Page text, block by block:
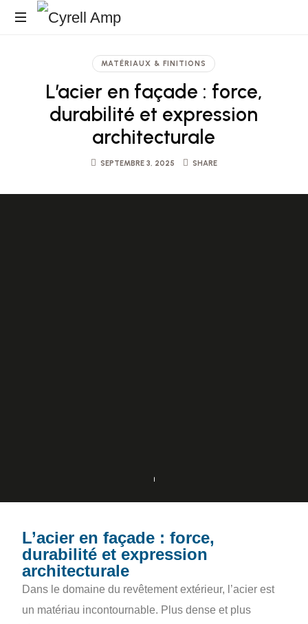
Architecturales
MATÉRIAUX & FINITIONS
L’acier en façade : force,
durabilité et expression
architecturale
SEPTEMBRE 3, 2025 SHARE
L’acier en façade : force,
durabilité et expression
architecturale
Dans le domaine du revêtement extérieur, l’acier est
un matériau incontournable. Plus dense et plus